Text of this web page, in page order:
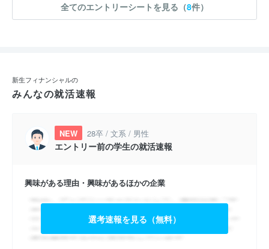
全てのエントリーシートを見る（8件）
新生フィナンシャルの
みんなの就活速報
NEW 28卒 / 文系 / 男性
エントリー前の学生の就活速報
興味がある理由・興味があるほかの企業
選考速報を見る（無料）